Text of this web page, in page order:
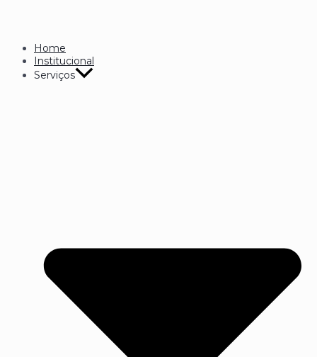
Home
Institucional
Serviços